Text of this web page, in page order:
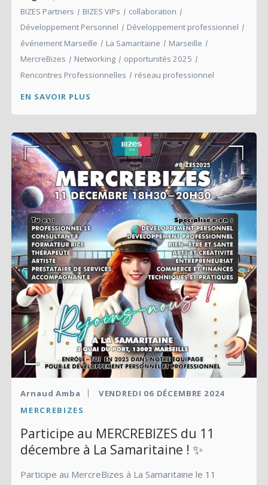
BIZES Partners
BIZES VIPs
collaboration
Développement Personnel
Développement professionnel
événement Marseille
La Samaritaine
Marseille
MercreBizes
Networking
opportunités 2025
Rencontres Professionnelles
réseau professionnel
EN SAVOIR PLUS
Arnaud Amba
VENDREDI 06 DÉCEMBRE 2024
MERCREBIZES
Participe au MERCREBIZES du 11
décembre à La Samaritaine ! ✨
Participe au MercreBizes à La Samaritaine le 11